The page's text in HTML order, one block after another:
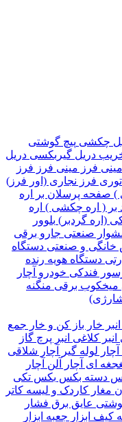
پیچ گوشتی
دریل گیربکسیدریل
مینی فرز فرز
فرز نجاری (اور فرز)
پرسلان براره
اره چکشی )اره
گردبر)بلوور
صنعتیجارو برقی
و صنعتیدستگاه
دستگاه هویه رنده
خودروآچار
برقی منگنه
باز کن و خار جمع
انبر پرچگاز
لوله گیرآچار شلاقی
ایآچار آلنآچار
بکس بکس تکی
کاردک و لیسه کاتر
عایق برق فشار
جعبه ابزار